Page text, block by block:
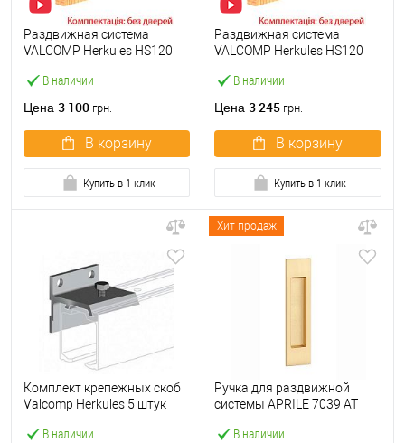
В наличии
Раздвижная система
VALCOMP Herkules HS120
весом до 120 кг
Цена 3 100 грн.
В корзину
Купить в 1 клик
В наличии
Раздвижная система
VALCOMP Herkules HS120
весом до 120 кг
Цена 3 245 грн.
В корзину
Купить в 1 клик
В наличии
Комплект крепежных скоб
Valcomp Herkules 5 штук
45 мм
Хит продаж
В наличии
Ручка для раздвижной
системы APRILE 7039 AT